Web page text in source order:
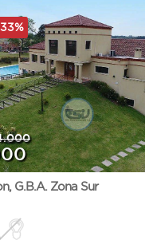
, G.B.A. Zona Sur